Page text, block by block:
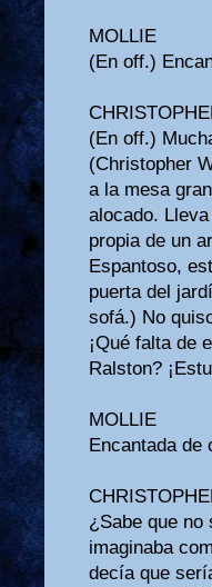
MOLLIE
(En off.)
(En off.)
(Christopher
a la mesa
alocado.
propia de un
Espantoso,
puerta del
sofá.) No
¡Qué falta de
Ralston?
MOLLIE
Encantada de
¿Sabe que no
imaginaba
decía que